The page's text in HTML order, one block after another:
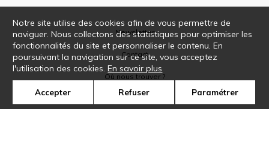
Newsletter
Contact
Où nous trouver ?
Notre site utilise des cookies afin de vous permettre de
naviguer. Nous collectons des statistiques pour optimiser les
fonctionnalités du site et personnaliser le contenu. En
poursuivant la navigation sur ce site, vous acceptez
l'utilisation des cookies.En savoir plus
Accepter Refuser Paramétrer